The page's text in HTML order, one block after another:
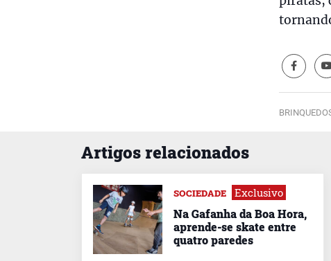
Artigos relacionados
SOCIEDADE Exclusivo
Na Gafanha da Boa Hora,
aprende-se skate entre
quatro paredes